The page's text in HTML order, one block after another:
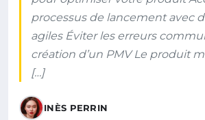
processus de lancement avec
agiles Éviter les erreurs
création d’un PMV Le produit
[…]
INÈS PERRIN